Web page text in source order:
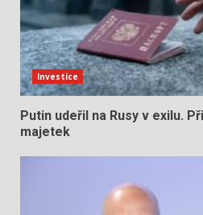
Investice
Putin udeřil na Rusy v exilu.
majetek